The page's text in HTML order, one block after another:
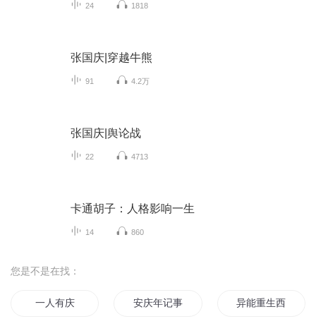
24 1818
张国庆|穿越牛熊
91 4.2万
张国庆|舆论战
22 4713
卡通胡子：人格影响一生
14 860
您是不是在找：
一人有庆 安庆年记事 异能重生西门庆